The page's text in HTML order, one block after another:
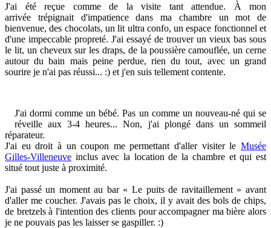
J'ai été reçue comme de la visite tant attendue. À mon
arrivée trépignait d'impatience dans ma chambre un mot de
bienvenue, des chocolats, un lit ultra confo, un espace fonctionnel et
d'une impeccable propreté. J'ai essayé de trouver un vieux bas sous
le lit, un cheveux sur les draps, de la poussière camouflée, un cerne
autour du bain mais peine perdue, rien du tout, avec un grand
sourire je n'ai pas réussi... :) et j'en suis tellement contente.
J'ai dormi comme un bébé. Pas un comme un nouveau-né qui se
réveille aux 3-4 heures... Non, j'ai plongé dans un sommeil
réparateur.
J'ai eu droit à un coupon me permettant d'aller visiter le Musée
Gilles-Villeneuve inclus avec la location de la chambre et qui est
situé tout juste à proximité.
J'ai passé un moment au bar « Le puits de ravitaillement » avant
d'aller me coucher. J'avais pas le choix, il y avait des bols de chips,
de bretzels à l'intention des clients pour accompagner ma bière alors
je ne pouvais pas les laisser se gaspiller. :)